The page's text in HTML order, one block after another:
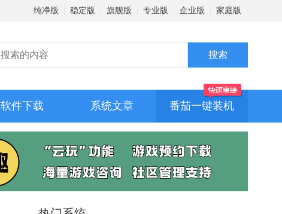
纯净版 稳定版 旗舰版 专业版 企业版 家庭版
软件下载 番茄一键装机
系统文章